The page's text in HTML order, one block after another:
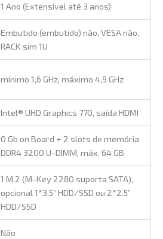
1 Ano (Extensível até 3 anos)
Embutido (embutido) não, VESA não,
RACK sim 1U
mínimo 1,6 GHz, máximo 4,9 GHz
Intel® UHD Graphics 770, saída HDMI
0 Gb on Board + 2 slots de memória
DDR4 3200 U-DIMM, máx. 64 GB
1 M.2 (M-Key 2280 suporta SATA),
opcional 1*3.5” HDD/SSD ou 2*2.5”
HDD/SSD
Não